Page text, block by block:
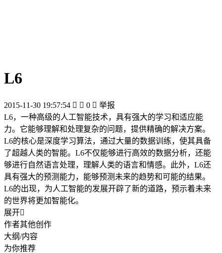
L6
2015-11-30 19:57:54   0  举报
L6，一种高级的人工智能技术，具有强大的学习和适应能
力。它能够理解和处理复杂的问题，提供精确的解决方案。
L6的核心是深度学习算法，通过大量的数据训练，使其具备
了超越人类的智能。L6不仅能够进行高效的数据分析，还能
够进行自然语言处理，理解人类的语言和情感。此外，L6还
具有强大的预测能力，能够预测未来的趋势和可能的结果。
L6的出现，为人工智能的发展开辟了新的道路，预示着未来
的世界将更加智能化。
展开
作者其他创作
大纲/内容
为你推荐